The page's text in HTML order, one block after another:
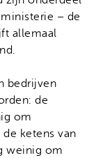
– de
allemaal
bedrijven
de
om
ketens van
weinig om